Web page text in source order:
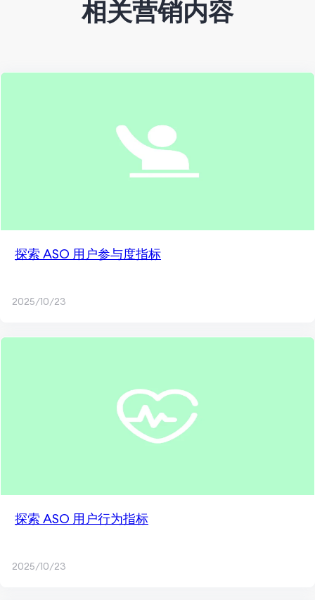
相关营销内容
探索 ASO 用户参与度指标
2025/10/23
探索 ASO 用户行为指标
2025/10/23